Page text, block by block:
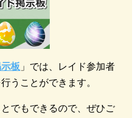
板 」では、レイド参加者
うことができます。
でもできるので、ぜひご